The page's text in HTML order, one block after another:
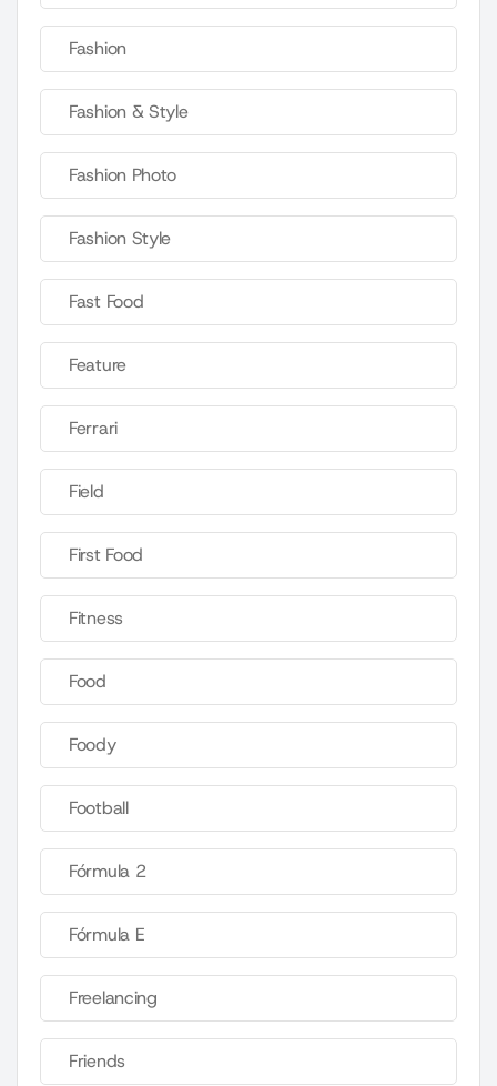
Fashion
Fashion & Style
Fashion Photo
Fashion Style
Fast Food
Feature
Ferrari
Field
First Food
Fitness
Food
Foody
Football
Fórmula 2
Fórmula E
Freelancing
Friends